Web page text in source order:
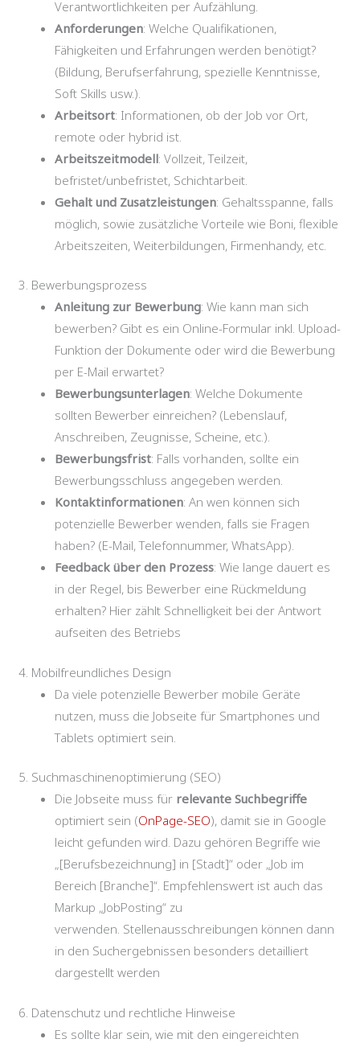
Verantwortlichkeiten per Aufzählung.
Anforderungen: Welche Qualifikationen,
Fähigkeiten und Erfahrungen werden benötigt?
(Bildung, Berufserfahrung, spezielle Kenntnisse,
Soft Skills usw.).
Arbeitsort: Informationen, ob der Job vor Ort,
remote oder hybrid ist.
Arbeitszeitmodell: Vollzeit, Teilzeit,
befristet/unbefristet, Schichtarbeit.
Gehalt und Zusatzleistungen: Gehaltsspanne, falls
möglich, sowie zusätzliche Vorteile wie Boni, flexible
Arbeitszeiten, Weiterbildungen, Firmenhandy, etc.
3. Bewerbungsprozess
Anleitung zur Bewerbung: Wie kann man sich
bewerben? Gibt es ein Online-Formular inkl. Upload-
Funktion der Dokumente oder wird die Bewerbung
per E-Mail erwartet?
Bewerbungsunterlagen: Welche Dokumente
sollten Bewerber einreichen? (Lebenslauf,
Anschreiben, Zeugnisse, Scheine, etc.).
Bewerbungsfrist: Falls vorhanden, sollte ein
Bewerbungsschluss angegeben werden.
Kontaktinformationen: An wen können sich
potenzielle Bewerber wenden, falls sie Fragen
haben? (E-Mail, Telefonnummer, WhatsApp).
Feedback über den Prozess: Wie lange dauert es
in der Regel, bis Bewerber eine Rückmeldung
erhalten? Hier zählt Schnelligkeit bei der Antwort
aufseiten des Betriebs
4. Mobilfreundliches Design
Da viele potenzielle Bewerber mobile Geräte
nutzen, muss die Jobseite für Smartphones und
Tablets optimiert sein.
5. Suchmaschinenoptimierung (SEO)
Die Jobseite muss für relevante Suchbegriffe
optimiert sein (OnPage-SEO), damit sie in Google
leicht gefunden wird. Dazu gehören Begriffe wie
„[Berufsbezeichnung] in [Stadt]“ oder „Job im
Bereich [Branche]“. Empfehlenswert ist auch das
Markup „JobPosting“ zu
verwenden. Stellenausschreibungen können dann
in den Suchergebnissen besonders detailliert
dargestellt werden
6. Datenschutz und rechtliche Hinweise
Es sollte klar sein, wie mit den eingereichten